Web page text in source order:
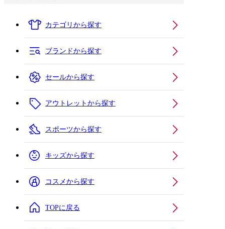
カテゴリから探す
ブランドから探す
セールから探す
アウトレットから探す
スポーツから探す
キッズから探す
コスメから探す
TOPに戻る